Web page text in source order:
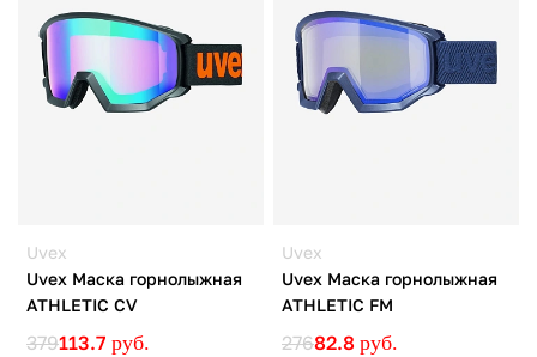
Uvex
Uvex Маска горнолыжная
ATHLETIC CV
379113.7 руб.
Uvex
Uvex Маска горнолыжная
ATHLETIC FM
27682.8 руб.